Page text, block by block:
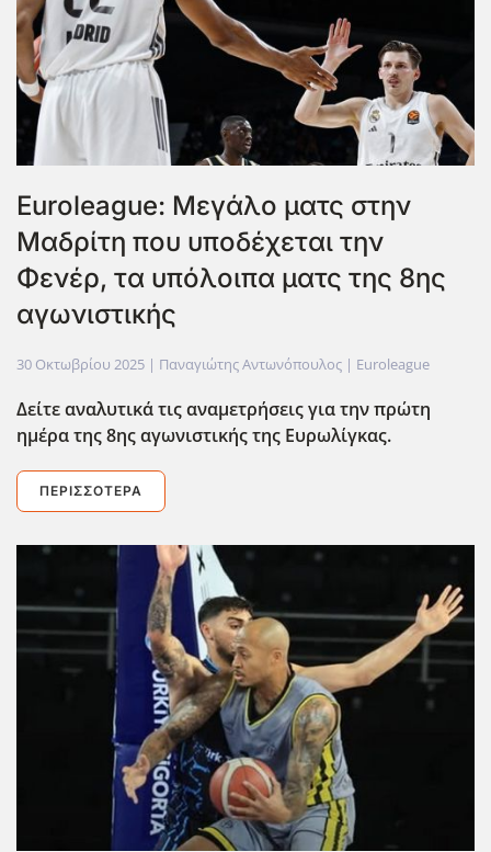
Euroleague: Μεγάλο ματς στην
Μαδρίτη που υποδέχεται την
Φενέρ, τα υπόλοιπα ματς της 8ης
αγωνιστικής
30 Οκτωβρίου 2025 | Παναγιώτης Αντωνόπουλος | Euroleague
Δείτε αναλυτικά τις αναμετρήσεις για την πρώτη
ημέρα της 8ης αγωνιστικής της Ευρωλίγκας.
ΠΕΡΙΣΣΌΤΕΡΑ